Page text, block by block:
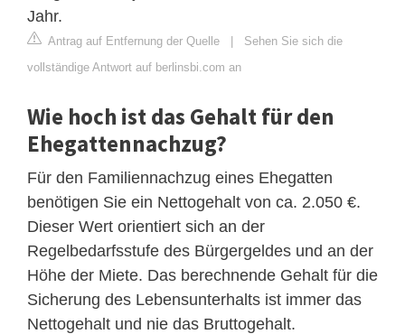
Jahr.
Antrag auf Entfernung der Quelle | Sehen Sie sich die
vollständige Antwort auf berlinsbi.com an
Wie hoch ist das Gehalt für den
Ehegattennachzug?
Für den Familiennachzug eines Ehegatten
benötigen Sie ein Nettogehalt von ca. 2.050 €.
Dieser Wert orientiert sich an der
Regelbedarfsstufe des Bürgergeldes und an der
Höhe der Miete. Das berechnende Gehalt für die
Sicherung des Lebensunterhalts ist immer das
Nettogehalt und nie das Bruttogehalt.